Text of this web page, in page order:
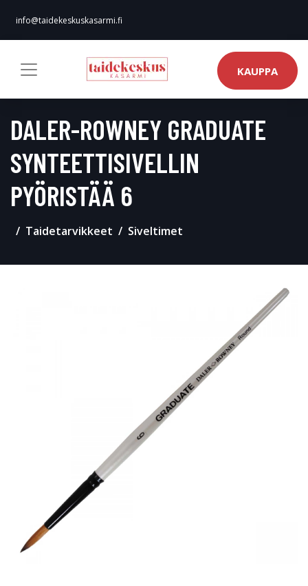
info@taidekeskuskasarmi.fi
KAUPPA
DALER-ROWNEY GRADUATE
SYNTEETTISIVELLIN
PYÖRISTÄÄ 6
Taidetarvikkeet Siveltimet